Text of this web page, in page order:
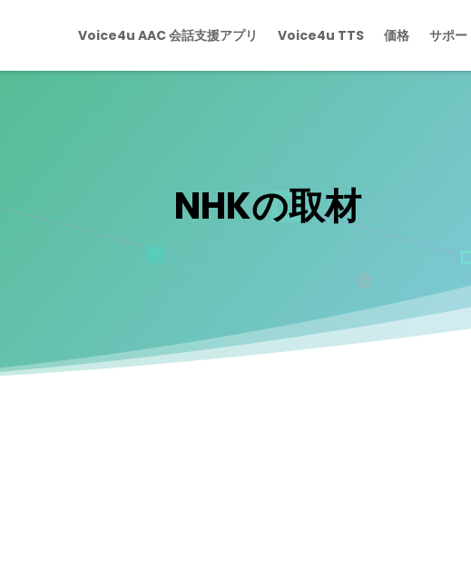
Voice4u AAC 会話支援アプリ Voice4u TTS 価格 サポー
NHKの取材